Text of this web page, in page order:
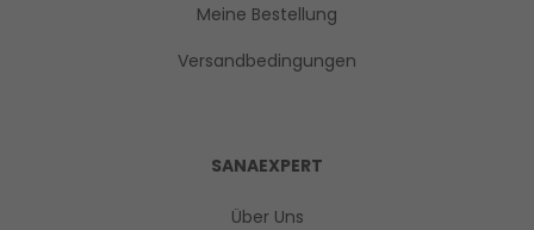
Meine Bestellung
Versandbedingungen
SANAEXPERT
Über Uns